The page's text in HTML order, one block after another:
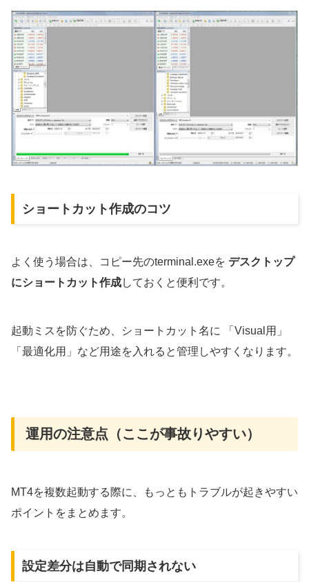
ショートカット作成のコツ
よく使う場合は、コピー先のterminal.exeを デスクトップ
にショートカット作成しておくと便利です。
起動ミスを防ぐため、ショートカット名に 「Visual用」
「最適化用」など用途を入れると管理しやすくなります。
運用の注意点（ここが事故りやすい）
MT4を複数起動する際に、もっともトラブルが起きやすい
ポイントをまとめます。
設定差分は自動で同期されない